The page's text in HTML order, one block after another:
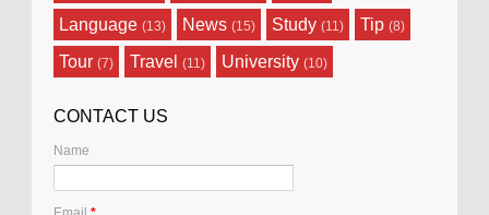
Language (13) News (15) Study (11) Tip (8)
Tour (7) Travel (11) University (10)
CONTACT US
Name